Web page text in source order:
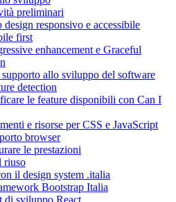
preliminari
design responsivo e accessibile
first
enhancement e Graceful
allo sviluppo del software
detection
le feature disponibili con Can I
e risorse per CSS e JavaScript
browser
le prestazioni
riuso
il design system .italia
Bootstrap Italia
di sviluppo React